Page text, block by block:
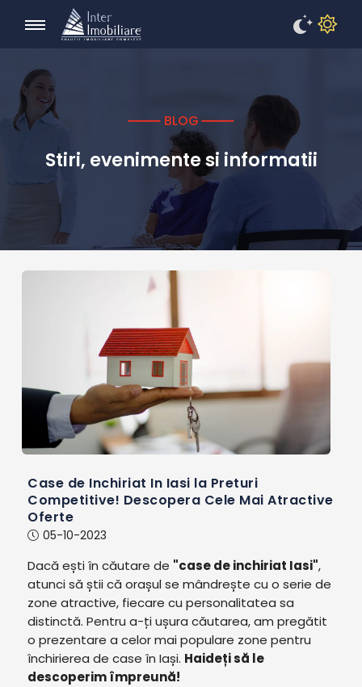
BLOG
Stiri, evenimente si informatii
Case de Inchiriat In Iasi la Preturi
Competitive! Descopera Cele Mai Atractive
Oferte
05-10-2023
Dacă ești în căutare de "case de inchiriat Iasi",
atunci să știi că orașul se mândrește cu o serie de
zone atractive, fiecare cu personalitatea sa
distinctă. Pentru a-ți ușura căutarea, am pregătit
o prezentare a celor mai populare zone pentru
închirierea de case în Iași. Haideți să le
descoperim împreună!